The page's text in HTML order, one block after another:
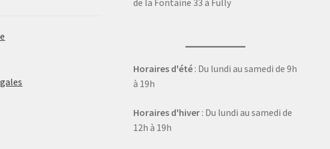
Horaires d'été : Du lundi au samedi de 9h
à 19h
Horaires d'hiver : Du lundi au samedi de
12h à 19h